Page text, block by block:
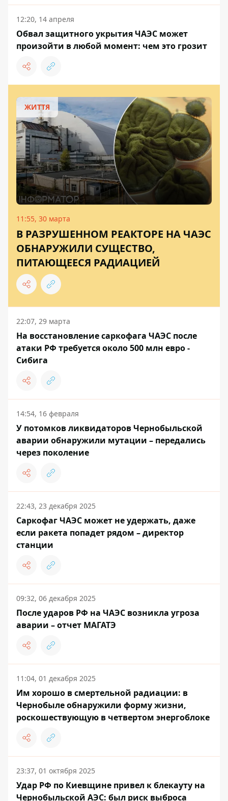
12:20, 14 апреля
Обвал защитного укрытия ЧАЭС может
произойти в любой момент: чем это грозит
ЖИТТЯ
11:55, 30 марта
В РАЗРУШЕННОМ РЕАКТОРЕ НА ЧАЭС
ОБНАРУЖИЛИ СУЩЕСТВО,
ПИТАЮЩЕЕСЯ РАДИАЦИЕЙ
22:07, 29 марта
На восстановление саркофага ЧАЭС после
атаки РФ требуется около 500 млн евро -
Сибига
14:54, 16 февраля
У потомков ликвидаторов Чернобыльской
аварии обнаружили мутации – передались
через поколение
22:43, 23 декабря 2025
Саркофаг ЧАЭС может не удержать, даже
если ракета попадет рядом – директор
станции
09:32, 06 декабря 2025
После ударов РФ на ЧАЭС возникла угроза
аварии – отчет МАГАТЭ
11:04, 01 декабря 2025
Им хорошо в смертельной радиации: в
Чернобыле обнаружили форму жизни,
роскошествующую в четвертом энергоблоке
23:37, 01 октября 2025
Удар РФ по Киевщине привел к блекауту на
Чернобыльской АЭС: был риск выброса